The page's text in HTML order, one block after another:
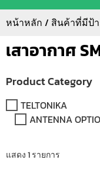
หน้าหลัก / สินค้าที่มีป้า
เสาอากาศ
Product Category
TELTONIKA
ANTENNA
แสดง 1 รายการ